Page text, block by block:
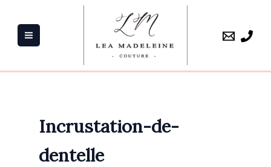
contenu
Incrustation-de-
dentelle